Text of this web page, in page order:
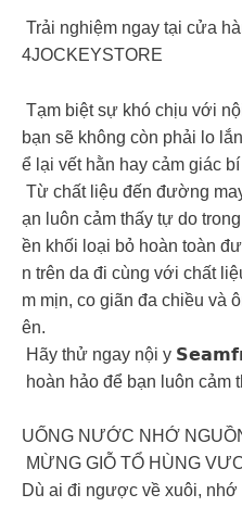
Trải nghiệm ngay tại cửa
4JOCKEYSTORE
Tạm biệt sự khó chịu với
bạn sẽ không còn phải lo
ể lại vết hằn hay cảm giác
Từ chất liệu đến đường
ạn luôn cảm thấy tự do
ền khối loại bỏ hoàn toàn
n trên da đi cùng với chất
m mịn, co giãn đa chiều và
ên.
Hãy thử ngay nội y
hoàn hảo để bạn luôn cảm
UỐNG NƯỚC NHỚ
MỪNG GIỖ TỔ HÙNG
Dù ai đi ngược về xuôi,